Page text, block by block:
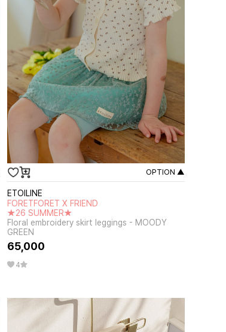
OPTION ▲
ETOILINE
FORETFORET X FRIEND
★26 SUMMER★
Floral embroidery skirt leggings - MOODY
GREEN
65,000
4